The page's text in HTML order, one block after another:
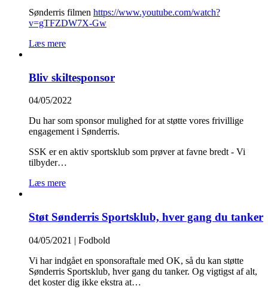
Sønderris filmen https://www.youtube.com/watch?
v=gTFZDW7X-Gw
Læs mere
Bliv skiltesponsor
04/05/2022
Du har som sponsor mulighed for at støtte vores frivillige
engagement i Sønderris.
SSK er en aktiv sportsklub som prøver at favne bredt - Vi
tilbyder…
Læs mere
Støt Sønderris Sportsklub, hver gang du tanker
04/05/2021 | Fodbold
Vi har indgået en sponsoraftale med OK, så du kan støtte
Sønderris Sportsklub, hver gang du tanker. Og vigtigst af alt,
det koster dig ikke ekstra at…